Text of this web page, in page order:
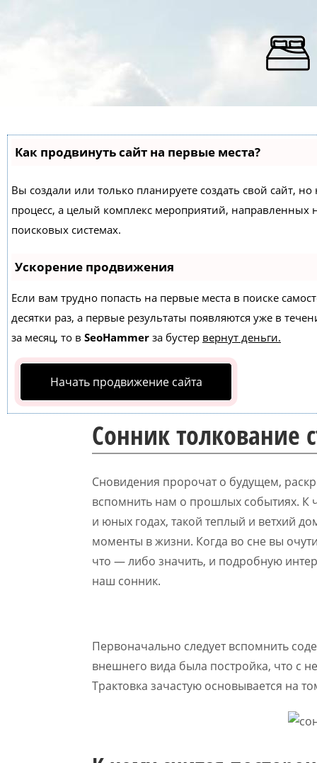
Как продвинуть сайт на первые места?
Вы создали или только планируете создать свой сайт,
процесс, а целый комплекс мероприятий,
поисковых системах.
Ускорение продвижения
Если вам трудно попасть на первые места в поиске
десятки раз, а первые результаты появляются уже в
за месяц, то в SeoHammer за бустер вернут деньги.
Начать продвижение сайта
Сонник толкование
Сновидения пророчат о будущем,
вспомнить нам о прошлых событиях. К
и юных годах, такой теплый и ветхий
моменты в жизни. Когда во сне вы
что — либо значить, и подробную
наш сонник.
Первоначально следует вспомнить
внешнего вида была постройка, что с
Трактовка зачастую основывается на